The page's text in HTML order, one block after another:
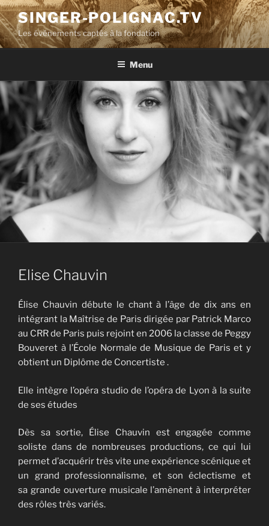
Aller
au
contenu
principal
SINGER-POLIGNAC.TV
Les événements captés à la fondation
Menu
Elise Chauvin
Élise Chauvin débute le chant à l’âge de dix ans en
intégrant la Maîtrise de Paris dirigée par Patrick Marco
au CRR de Paris puis rejoint en 2006 la classe de Peggy
Bouveret à l’École Normale de Musique de Paris et y
obtient un Diplôme de Concertiste .
Elle intègre l’opéra studio de l’opéra de Lyon à la suite
de ses études
Dès sa sortie, Élise Chauvin est engagée comme
soliste dans de nombreuses productions, ce qui lui
permet d’acquérir très vite une expérience scénique et
un grand professionnalisme, et son éclectisme et
sa grande ouverture musicale l’amènent à interpréter
des rôles très variés.